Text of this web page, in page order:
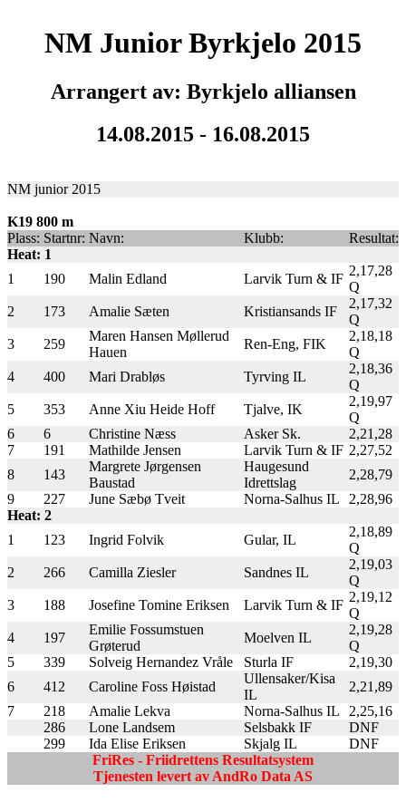
NM Junior Byrkjelo 2015
Arrangert av: Byrkjelo alliansen
14.08.2015 - 16.08.2015
NM junior 2015
K19 800 m
Plass: Startnr: Navn: Klubb:
Resultat:
Heat: 1
1
190 Malin Edland Larvik Turn & IF
2,17,28
Q
2
173 Amalie Sæten Kristiansands IF
2,17,32
Q
3
259
Maren Hansen Møllerud
Hauen
Ren-Eng, FIK
2,18,18
Q
4
400 Mari Drabløs Tyrving IL
2,18,36
Q
5
353 Anne Xiu Heide Hoff Tjalve, IK
2,19,97
Q
6
6 Christine Næss Asker Sk.
2,21,28
7
191 Mathilde Jensen Larvik Turn & IF 2,27,52
8
143
Margrete Jørgensen
Baustad
Haugesund
Idrettslag
2,28,79
9
227 June Sæbø Tveit Norna-Salhus IL
2,28,96
Heat: 2
1
123 Ingrid Folvik Gular, IL
2,18,89
Q
2
266 Camilla Ziesler Sandnes IL
2,19,03
Q
3
188 Josefine Tomine Eriksen Larvik Turn & IF
2,19,12
Q
4
197
Emilie Fossumstuen
Grøterud
Moelven IL
2,19,28
Q
5
339 Solveig Hernandez Vråle Sturla IF
2,19,30
6
412 Caroline Foss Høistad
Ullensaker/Kisa
IL
2,21,89
7
218 Amalie Lekva Norna-Salhus IL
2,25,16
286
Lone Landsem Selsbakk IF
DNF
299
Ida Elise Eriksen Skjalg IL
DNF
FriRes - Friidrettens Resultatsystem
Tjenesten levert av AndRo Data AS